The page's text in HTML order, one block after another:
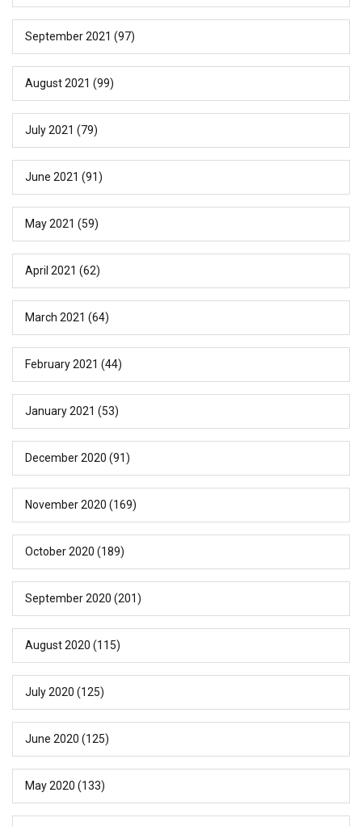
September 2021 (97)
August 2021 (99)
July 2021 (79)
June 2021 (91)
May 2021 (59)
April 2021 (62)
March 2021 (64)
February 2021 (44)
January 2021 (53)
December 2020 (91)
November 2020 (169)
October 2020 (189)
September 2020 (201)
August 2020 (115)
July 2020 (125)
June 2020 (125)
May 2020 (133)